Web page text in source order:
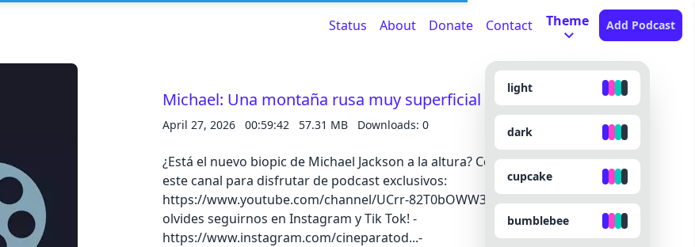
here
Cancel Save
Status About Donate Contact Theme
light
dark
cupcake
bumblebee
Add Podcast
Michael: Una montaña rusa muy superficial del Rey del pop.
April 27, 2026 00:59:42 57.31 MB Downloads: 0
¿Está el nuevo biopic de Michael Jackson a la altura? Conviértete en miembro de
este canal para disfrutar de podcast exclusivos:
https://www.youtube.com/channel/UCrr-82T0bOWW3ZoHjSS9YTA/join¡No
olvides seguirnos en Instagram y Tik Tok! -
https://www.instagram.com/cineparatod...-